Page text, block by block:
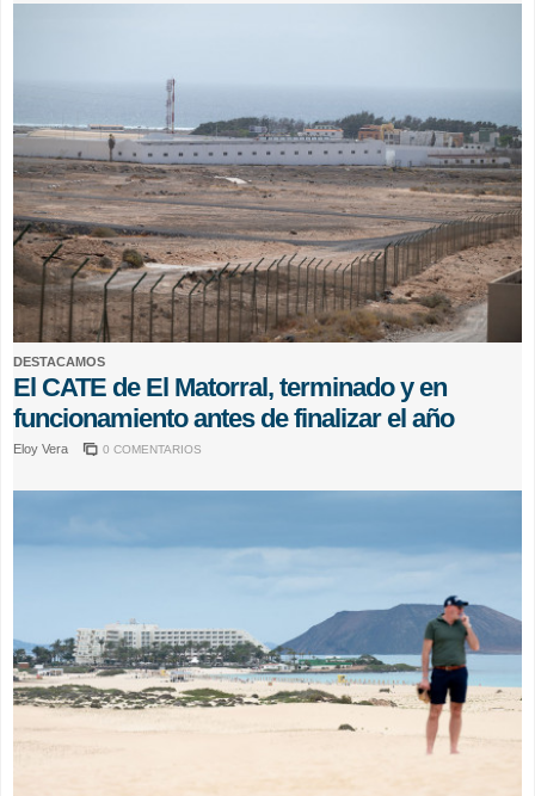
DESTACAMOS
El CATE de El Matorral, terminado y en
funcionamiento antes de finalizar el año
Eloy Vera 0 COMENTARIOS